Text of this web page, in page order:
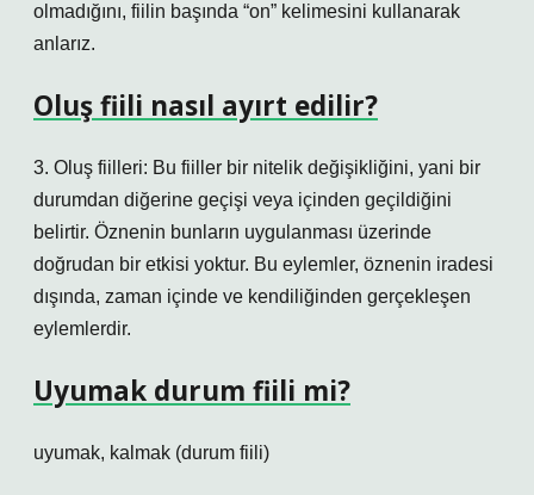
olmadığını, fiilin başında “on” kelimesini kullanarak
anlarız.
Oluş fiili nasıl ayırt edilir?
3. Oluş fiilleri: Bu fiiller bir nitelik değişikliğini, yani bir
durumdan diğerine geçişi veya içinden geçildiğini
belirtir. Öznenin bunların uygulanması üzerinde
doğrudan bir etkisi yoktur. Bu eylemler, öznenin iradesi
dışında, zaman içinde ve kendiliğinden gerçekleşen
eylemlerdir.
Uyumak durum fiili mi?
uyumak, kalmak (durum fiili)